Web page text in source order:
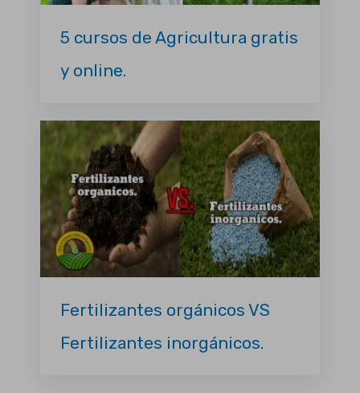
5 cursos de Agricultura gratis
y online.
Fertilizantes orgánicos VS
Fertilizantes inorgánicos.